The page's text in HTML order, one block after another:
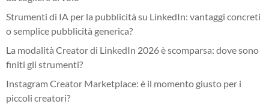
Strumenti di IA per la pubblicità su LinkedIn: vantaggi concreti
o semplice pubblicità generica?
La modalità Creator di LinkedIn 2026 è scomparsa: dove sono
finiti gli strumenti?
Instagram Creator Marketplace: è il momento giusto per i
piccoli creatori?